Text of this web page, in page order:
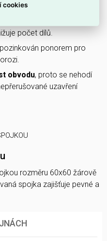
počet dílů.
ponorem pro
obvodu, proto se nehodí
uzavření
rozměru 60x60 žárově
spojka zajišťuje pevné a
cookies